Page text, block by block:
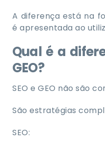
A diferença está na
é apresentada ao
Qual é a
GEO?
SEO e GEO não são
São estratégias
SEO: